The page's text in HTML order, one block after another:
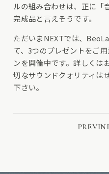
ルの組み合わせは、正に「
完成品と言えそうです。
ただいまNEXTでは、
て、3つのプレゼントをご
ンを開催中です。詳しくは
切なサウンドクォリティは
下さい。
PREV